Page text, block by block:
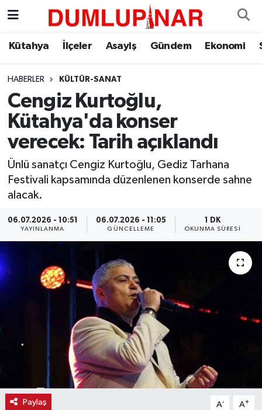
Kütahya İlçeler Asayiş Gündem Ekonomi
HABERLER KÜLTÜR-SANAT
Cengiz Kurtoğlu,
Kütahya'da konser
verecek: Tarih açıklandı
Ünlü sanatçı Cengiz Kurtoğlu, Gediz Tarhana
Festivali kapsamında düzenlenen konserde sahne
alacak.
06.07.2026 - 10:51
YAYINLANMA
06.07.2026 - 11:05
GÜNCELLEME
1 DK
OKUNMA SÜRESI
Paylaş A- A+
Asayiş
Diğer
Dünya
Eğitim
Ekonomi
Eleman
Emlak
Haber
Kültür-Sanat
Magazin
Resmi İlanlar
Kütahya Hava Durumu
Kütahya Trafik Yoğunluk Haritası
Süper Lig Puan Durumu ve Fikstür
Tüm Manşetler
Son Dakika Haberleri
Haber Arşivi